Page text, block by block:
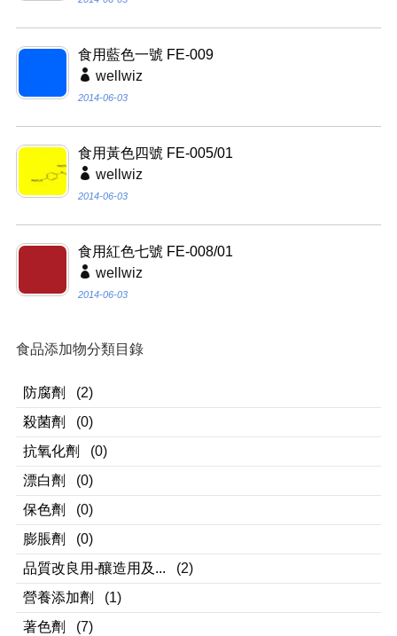
食用藍色一號 FE-009
wellwiz
2014-06-03
食用黃色四號 FE-005/01
wellwiz
2014-06-03
食用紅色七號 FE-008/01
wellwiz
2014-06-03
食品添加物分類目錄
防腐劑
(2)
殺菌劑
(0)
抗氧化劑
(0)
漂白劑
(0)
保色劑
(0)
膨脹劑
(0)
品質改良用-釀造用及...
(2)
營養添加劑
(1)
著色劑
(7)